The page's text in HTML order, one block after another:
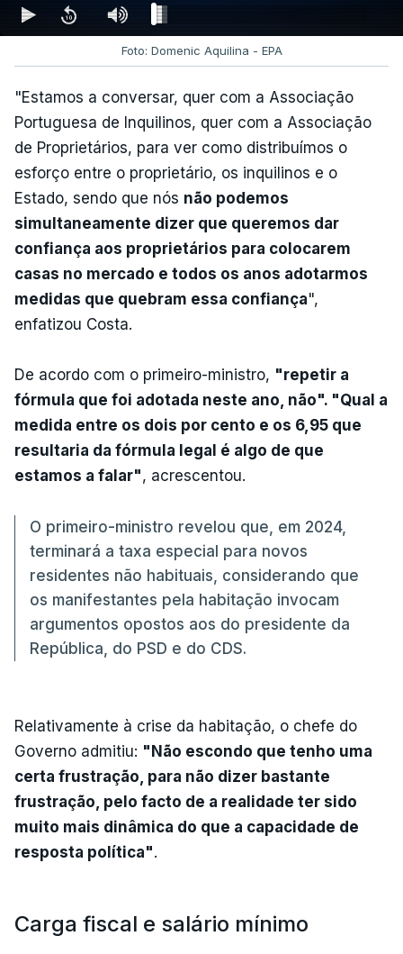
Foto: Domenic Aquilina - EPA
"Estamos a conversar, quer com a Associação
Portuguesa de Inquilinos, quer com a Associação
de Proprietários, para ver como distribuímos o
esforço entre o proprietário, os inquilinos e o
Estado, sendo que nós não podemos
simultaneamente dizer que queremos dar
confiança aos proprietários para colocarem
casas no mercado e todos os anos adotarmos
medidas que quebram essa confiança",
enfatizou Costa.
De acordo com o primeiro-ministro, "repetir a
fórmula que foi adotada neste ano, não". "Qual a
medida entre os dois por cento e os 6,95 que
resultaria da fórmula legal é algo de que
estamos a falar", acrescentou.
O primeiro-ministro revelou que, em 2024,
terminará a taxa especial para novos
residentes não habituais, considerando que
os manifestantes pela habitação invocam
argumentos opostos aos do presidente da
República, do PSD e do CDS.
Relativamente à crise da habitação, o chefe do
Governo admitiu: "Não escondo que tenho uma
certa frustração, para não dizer bastante
frustração, pelo facto de a realidade ter sido
muito mais dinâmica do que a capacidade de
resposta política".
Carga fiscal e salário mínimo